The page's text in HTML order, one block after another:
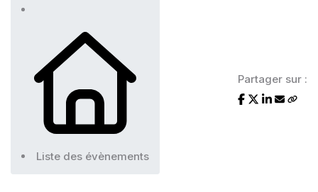
Liste des évènements
Partager sur :